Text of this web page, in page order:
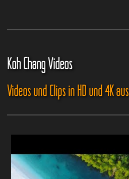
Koh Chang Videos
Videos und Clips in HD und 4K